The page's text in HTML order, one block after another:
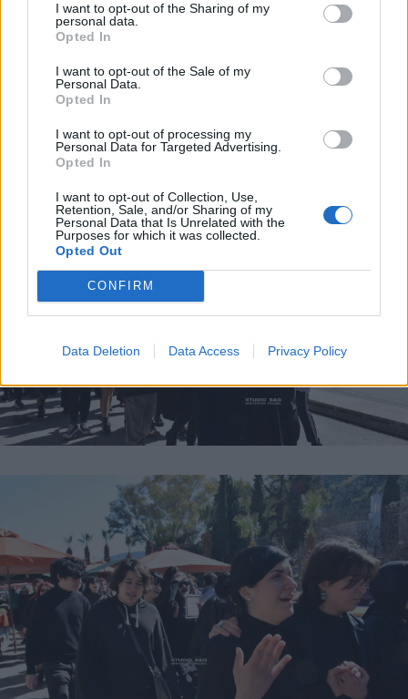
I want to opt-out of the Sharing of my
personal data.
Opted In
I want to opt-out of the Sale of my
Personal Data.
Opted In
I want to opt-out of processing my
Personal Data for Targeted Advertising.
Opted In
I want to opt-out of Collection, Use,
Retention, Sale, and/or Sharing of my
Personal Data that Is Unrelated with the
Purposes for which it was collected.
Opted Out
CONFIRM
Data Deletion Data Access Privacy Policy